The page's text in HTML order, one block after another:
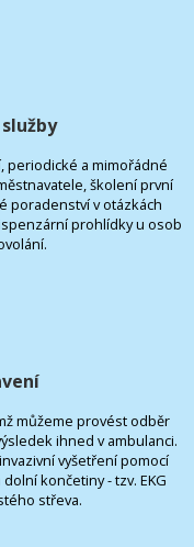
periodické a mimořádné
školení první
poradenství v otázkách
prohlídky u osob
můžeme provést odběr
ihned v ambulanci.
vyšetření pomocí
končetiny - tzv. EKG
střeva.